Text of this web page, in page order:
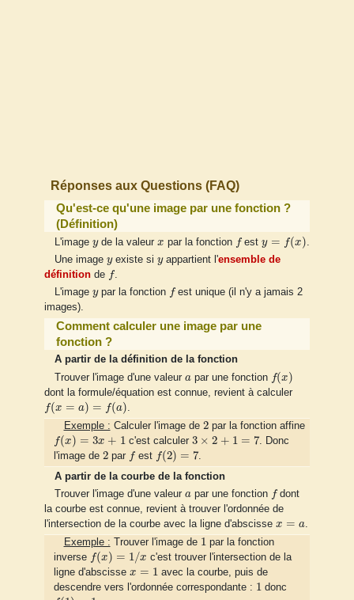
Réponses aux Questions (FAQ)
Qu'est-ce qu'une image par une fonction ?
(Définition)
L'image y
yde la valeur x
x par la fonction festy = f(x)
x)
Une image y
yexiste si y
yappartient l'ensemble de
définition de f
f .
L'image y
ypar la fonction fest unique (il n'y a jamais 2
images).
Comment calculer une image par une
fonction ?
A partir de la définition de la fonction
Trouver l'image d'une valeur a
apar une fonction f(x)
(x
dont la formule/équation est connue, revient à calculer
f(x = a) = f(a)
(x (
Exemple : Calculer l'image de 2
2par la fonction affine
f(x) = 3x + 1
(x = + c'est calculer 3 × 2 + 1 = 7
3 × 2 + 1= 7
. Donc
l'image de 2
2 par fest f(2) = 7
(2)=
.
A partir de la courbe de la fonction
Trouver l'image d'une valeur a
apar une fonction fdont
la courbe est connue, revient à trouver l'ordonnée de
l'intersection de la courbe avec la ligne d'abscisse x = a
x =a
.
Exemple : Trouver l'image de 1
1par la fonction
inverse f(x) = 1/x
f(x = x
c'est trouver l'intersection de la
ligne d'abscisse x = 1
x =1
avec la courbe, puis de
descendre vers l'ordonnée correspondante : 1
1 donc
(1)=